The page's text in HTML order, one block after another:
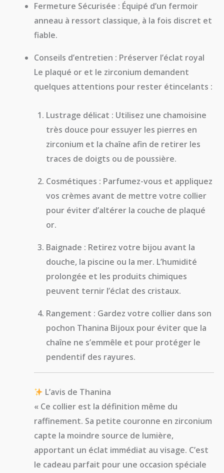
Fermeture Sécurisée : Équipé d’un fermoir
anneau à ressort classique, à la fois discret et
fiable.
Conseils d’entretien : Préserver l’éclat royal
Le plaqué or et le zirconium demandent
quelques attentions pour rester étincelants :
Lustrage délicat : Utilisez une chamoisine
très douce pour essuyer les pierres en
zirconium et la chaîne afin de retirer les
traces de doigts ou de poussière.
Cosmétiques : Parfumez-vous et appliquez
vos crèmes avant de mettre votre collier
pour éviter d’altérer la couche de plaqué
or.
Baignade : Retirez votre bijou avant la
douche, la piscine ou la mer. L’humidité
prolongée et les produits chimiques
peuvent ternir l’éclat des cristaux.
Rangement : Gardez votre collier dans son
pochon Thanina Bijoux pour éviter que la
chaîne ne s’emmêle et pour protéger le
pendentif des rayures.
L’avis de Thanina
« Ce collier est la définition même du
raffinement. Sa petite couronne en zirconium
capte la moindre source de lumière,
apportant un éclat immédiat au visage. C’est
le cadeau parfait pour une occasion spéciale